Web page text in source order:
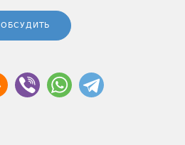
ОБСУДИТЬ